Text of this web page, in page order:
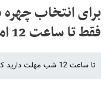
برای انتخاب چهره
فقط تا ساعت 12 امشب فرصت دارید
تا ساعت 12 شب مهلت دارید که به چهره مورد نظر خود رای بدهید.